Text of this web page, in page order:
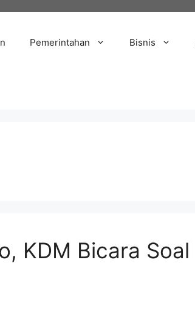
Pemerintahan Bisnis
KDM Bicara Soal